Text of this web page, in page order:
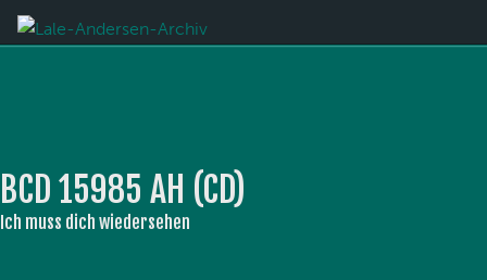
BCD 15985 AH (CD)
Ich muss dich wiedersehen